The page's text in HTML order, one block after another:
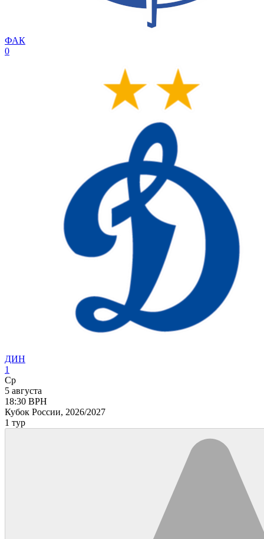
ФАК
0
ДИН
1
Ср
5 августа
18:30 ВРН
Кубок России, 2026/2027
1 тур